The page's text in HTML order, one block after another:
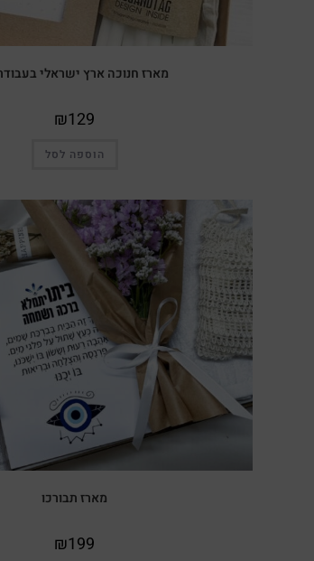
מארז חנוכה ארץ ישראלי
₪129
הוספה לסל
מארז תבורכו
₪199